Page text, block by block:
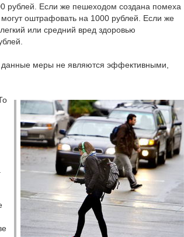
рублей. Если же пешеходом создана помеха
оштрафовать на 1000 рублей. Если же
или средний вред здоровью
данные меры не являются эффективными,